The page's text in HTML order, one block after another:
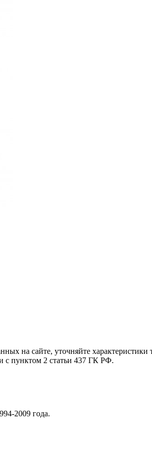
на сайте, уточняйте
с пунктом 2 статьи 437 ГК РФ.
2009 года.